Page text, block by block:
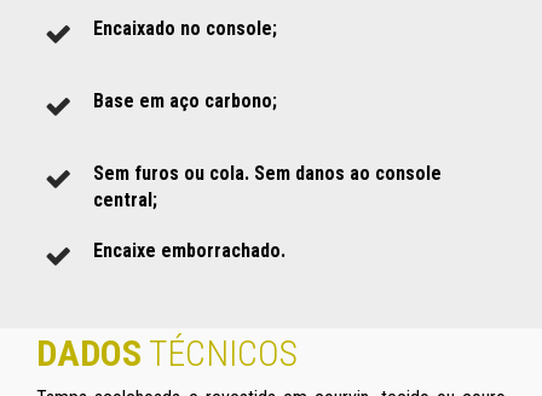
Encaixado no console;
Base em aço carbono;
Sem furos ou cola. Sem danos ao console
central;
Encaixe emborrachado.
DADOS TÉCNICOS